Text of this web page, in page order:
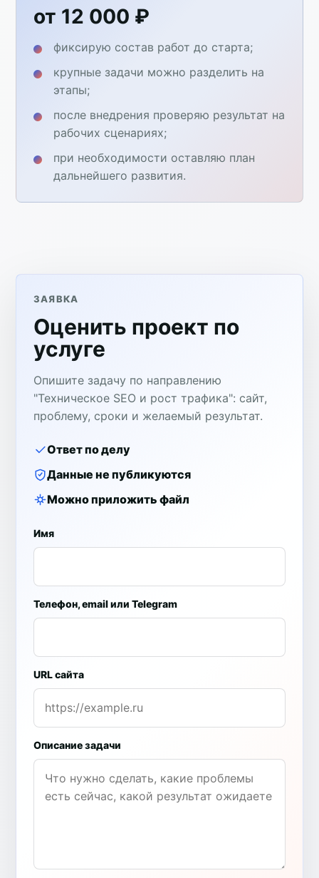
от 12 000 ₽
фиксирую состав работ до старта;
крупные задачи можно разделить на
этапы;
после внедрения проверяю результат на
рабочих сценариях;
при необходимости оставляю план
дальнейшего развития.
ЗАЯВКА
Оценить проект по
услуге
Опишите задачу по направлению
"Техническое SEO и рост трафика": сайт,
проблему, сроки и желаемый результат.
Ответ по делу
Данные не публикуются
Можно приложить файл
Имя
Телефон, email или Telegram
URL сайта
Описание задачи